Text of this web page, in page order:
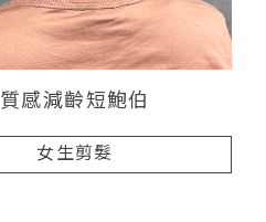
質感減齡短鮑伯
女生剪髮